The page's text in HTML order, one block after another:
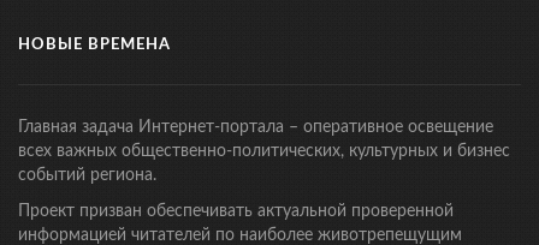
НОВЫЕ ВРЕМЕНА
Главная задача Интернет-портала – оперативное освещение
всех важных общественно-политических, культурных и бизнес
событий региона.
Проект призван обеспечивать актуальной проверенной
информацией читателей по наиболее животрепещущим